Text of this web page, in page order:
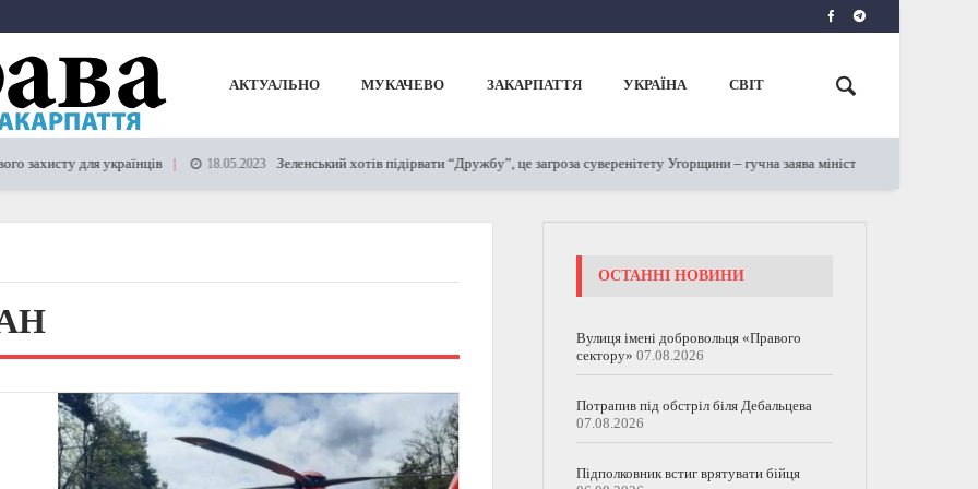
АКТУАЛЬНО МУКАЧЕВО ЗАКАРПАТТЯ УКРАЇНА СВІТ
для українців 18.05.2023 Зеленський хотів підірвати “Дружбу”, це загроза суверенітету Угорщини – гучна заява міністра МЗС Сійярто
ОСТАННІ НОВИНИ
Вулиця імені добровольця «Правого
сектору» 07.08.2026
Потрапив під обстріл біля Дебальцева
07.08.2026
Підполковник встиг врятувати бійця